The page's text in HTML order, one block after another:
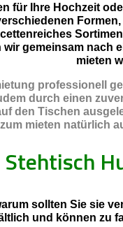
für Ihre Hochzeit
gemeinsam nach
mieten
professionell
durch einen
den Tischen
mieten natürlich
Stehtisch
sollten Sie sie
und können zu